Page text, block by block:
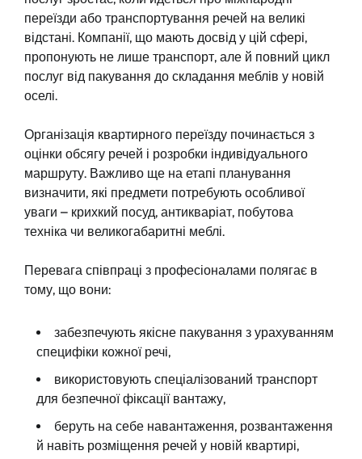
переїзди або транспортування речей на великі
відстані. Компанії, що мають досвід у цій сфері,
пропонують не лише транспорт, але й повний цикл
послуг від пакування до складання меблів у новій
оселі.
Організація квартирного переїзду починається з
оцінки обсягу речей і розробки індивідуального
маршруту. Важливо ще на етапі планування
визначити, які предмети потребують особливої
уваги – крихкий посуд, антикваріат, побутова
техніка чи великогабаритні меблі.
Перевага співпраці з професіоналами полягає в
тому, що вони:
забезпечують якісне пакування з урахуванням
специфіки кожної речі,
використовують спеціалізований транспорт
для безпечної фіксації вантажу,
беруть на себе навантаження, розвантаження
й навіть розміщення речей у новій квартирі,